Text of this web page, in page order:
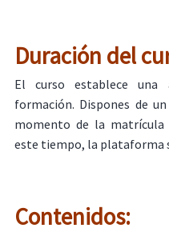
Duración del
El curso establece una
formación. Dispones de
momento de la matrícula
este tiempo, la plataforma
Contenidos: